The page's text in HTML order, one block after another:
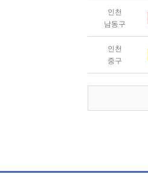
인천
남동구
인천
중구